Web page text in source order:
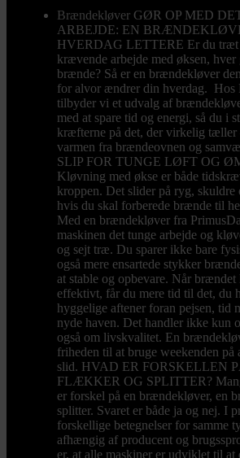
Brændekløver GØR OP MED
ARBEJDE: EN
HVERDAG LETTERE Er du træt
krævende arbejde med øksen,
brænde? Så er en brændekløver
for alvor ændrer din hverdag. Hos
tilbyder vi et udvalg af
med at spare tid og energi, så du i
kræfterne på det, der virkelig tæller
varmen fra brændeovnen og
SLIP FOR TUNGE LØFT OG
Kløvning med økse er både
kroppen. Det slider på ryg,
hvis du skal forberede brænde til
Med en brændekløver fra
maskinen det tunge arbejde og
og sejt træ. Du sparer ikke bare
også mere ensartede stykker
at stable og opbevare. Når
effektivt, får du mere tid til det, du
hyggelige aftener foran pejsen, tid
nyde haven. Det handler ikke kun
også om livskvalitet. En
friheden til at bruge weekenden
slid. HVAD ER FORSKELLEN
FLÆKKER OG SPLITTER?
er forskel på en brændekløver, en
splitter. Svaret er både ja og nej. I
forskellige betegnelser for samme
afhængig af producent og
er, at alle maskiner er udviklet til